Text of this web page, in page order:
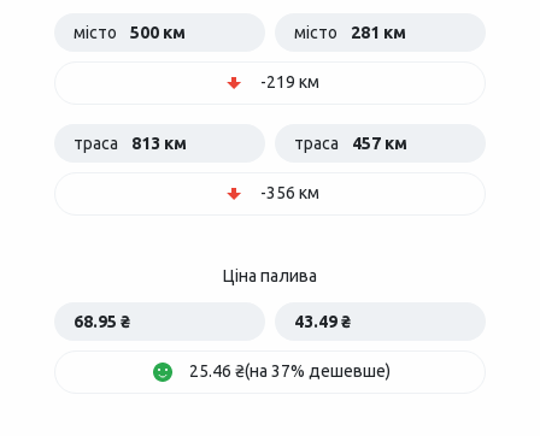
місто 500 км місто 281 км
-219 км
траса 813 км траса 457 км
-356 км
Ціна палива
68.95 ₴ 43.49 ₴
25.46 ₴(на 37% дешевше)